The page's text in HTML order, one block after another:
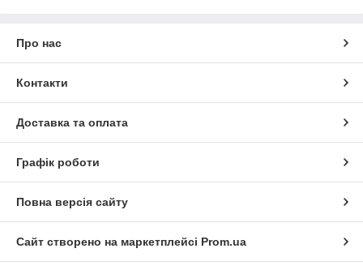
Про нас
Контакти
Доставка та оплата
Графік роботи
Повна версія сайту
Сайт створено на маркетплейсі Prom.ua